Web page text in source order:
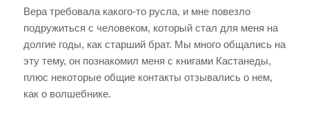
Вера требовала какого-то русла, и мне повезло
подружиться с человеком, который стал для меня на
долгие годы, как старший брат. Мы много общались на
эту тему, он познакомил меня с книгами Кастанеды,
плюс некоторые общие контакты отзывались о нем,
как о волшебнике.